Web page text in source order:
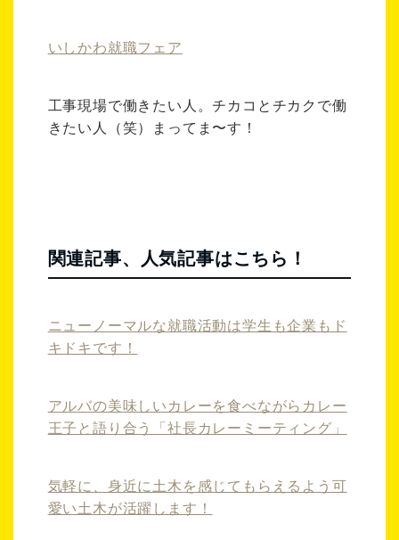
いしかわ就職フェア
工事現場で働きたい人。チカコとチカクで働
きたい人（笑）まってま〜す！
関連記事、人気記事はこちら！
ニューノーマルな就職活動は学生も企業もド
キドキです！
アルバの美味しいカレーを食べながらカレー
王子と語り合う「社長カレーミーティング」
気軽に、身近に土木を感じてもらえるよう可
愛い土木が活躍します！